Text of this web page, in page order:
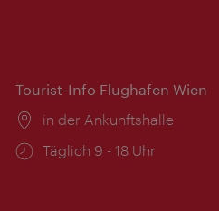
Tourist-Info Flughafen Wien
Ort:
in der Ankunftshalle
Öffnungszeiten:
Täglich 9 - 18 Uhr